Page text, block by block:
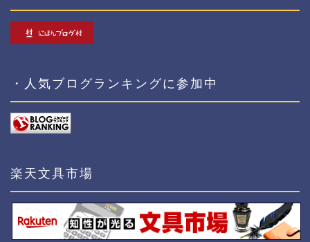
・人気ブログランキングに参加中
楽天文具市場